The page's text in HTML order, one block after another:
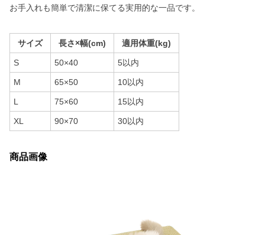
お手入れも簡単で清潔に保てる実用的な一品です。
サイズ 長さ×幅(cm) 適用体重(kg)
S 50×40 5以内
M 65×50 10以内
L 75×60 15以内
XL 90×70 30以内
商品画像